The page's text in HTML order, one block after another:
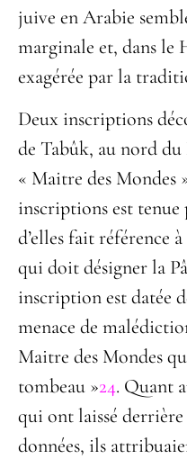
juive en Arabie
marginale et, dans le
exagérée par la
Deux inscriptions
de Tabûk, au nord
« Maitre des Mondes
inscriptions est tenue
d’elles fait référence
qui doit désigner la
inscription est datée
menace de
Maitre des Mondes
tombeau »24. Quant
qui ont laissé derrière
données, ils